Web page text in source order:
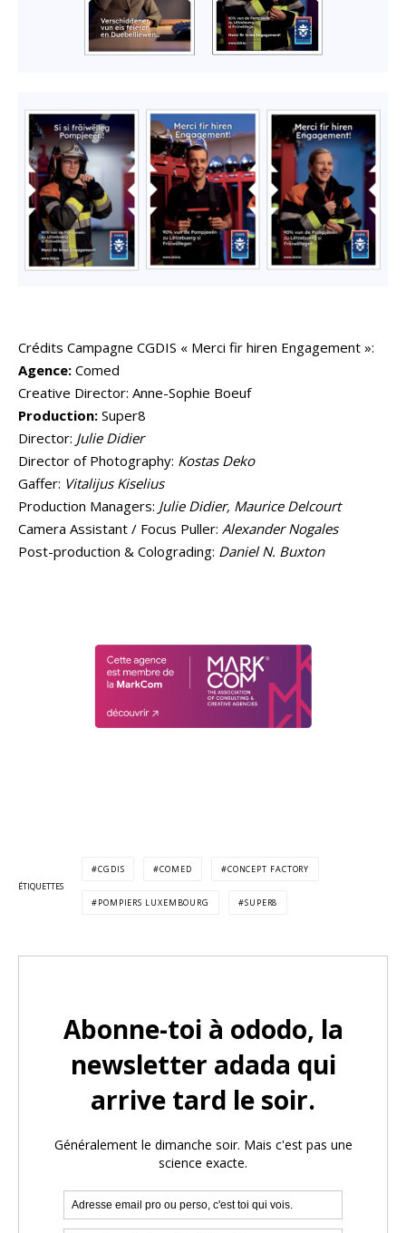
Crédits Campagne CGDIS « Merci fir hiren Engagement »:
Agence: Comed
Creative Director: Anne-Sophie Boeuf
Production: Super8
Director: Julie Didier
Director of Photography: Kostas Deko
Gaffer: Vitalijus Kiselius
Production Managers: Julie Didier, Maurice Delcourt
Camera Assistant / Focus Puller: Alexander Nogales
Post-production & Colograding: Daniel N. Buxton
ÉTIQUETTES
CGDIS COMED CONCEPT FACTORY
POMPIERS LUXEMBOURG SUPER8